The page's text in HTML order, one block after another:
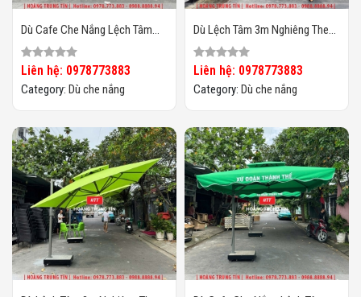
Dù Cafe Che Nắng Lệch Tâm
Vuông 3m HTT-07
Liên hệ: 0978773883
Category: Dù che nắng
Dù Lệch Tâm 3m Nghiêng Theo
Chiều Nắng HTT04
Liên hệ: 0978773883
Category: Dù che nắng